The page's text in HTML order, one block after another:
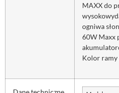
MAXX do
ogniwa
60W Maxx
Kolor ramy